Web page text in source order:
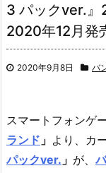
3 パックver.』
2020年12月発
2020年9月8日 バ
スマートフォンゲ
ランド 」 より、 カ
パックver. 」 が、